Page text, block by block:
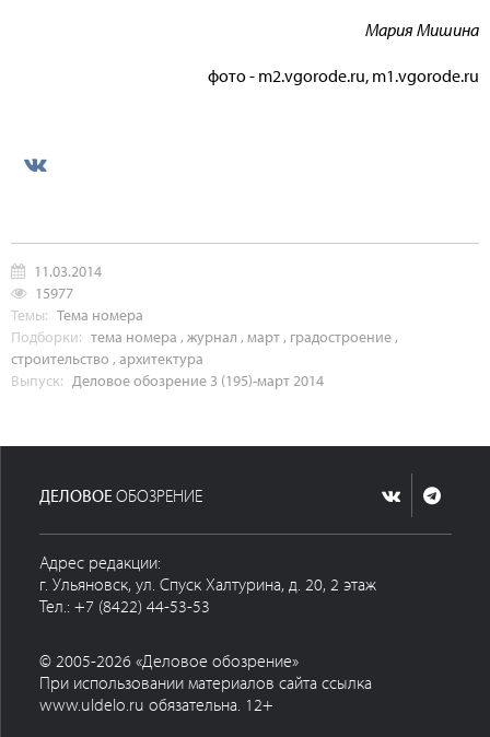
Мария Мишина
фото - m2.vgorode.ru, m1.vgorode.ru
11.03.2014
15977
Темы: Тема номера
Подборки: тема номера ,журнал ,март, градостроение,
строительство ,архитектура
Выпуск: Деловое обозрение 3 (195)-март 2014
ДЕЛОВОЕ ОБОЗРЕНИЕ
Адрес редакции:
г. Ульяновск, ул. Спуск Халтурина, д. 20, 2 этаж
Тел.: +7 (8422) 44-53-53
© 2005-2026 «Деловое обозрение»
При использовании материалов сайта ссылка
www.uldelo.ru обязательна. 12+